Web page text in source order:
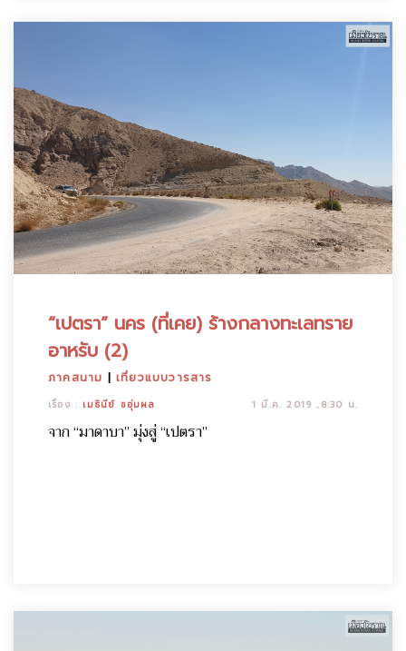
“เปตรา” นคร (ที่เคย) ร้างกลางทะเลทราย
อาหรับ (2)
ภาคสนาม |เที่ยวแบบวารสาร
เรื่อง : เมธินีย์ ชอุ่มผล 1 มี.ค. 2019 ,8:30 น.
จาก “มาดาบา” มุ่งสู่ “เปตรา”